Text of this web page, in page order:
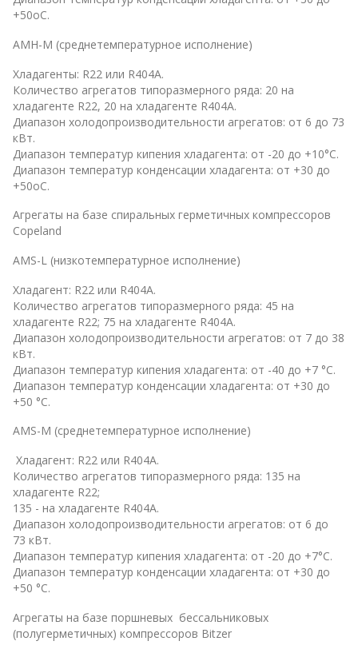
+50оС.
AMH-M (среднетемпературное исполнение)
Хладагенты: R22 или R404A.
Количество агрегатов типоразмерного ряда: 20 на
хладагенте R22, 20 на хладагенте R404A.
Диапазон холодопроизводительности агрегатов: от 6 до 73
кВт.
Диапазон температур кипения хладагента: от -20 до +10°С.
Диапазон температур конденсации хладагента: от +30 до
+50оС.
Агрегаты на базе спиральных герметичных компрессоров
Copeland
AMS-L (низкотемпературное исполнение)
Хладагент: R22 или R404A.
Количество агрегатов типоразмерного ряда: 45 на
хладагенте R22; 75 на хладагенте R404A.
Диапазон холодопроизводительности агрегатов: от 7 до 38
кВт.
Диапазон температур кипения хладагента: от -40 до +7 °С.
Диапазон температур конденсации хладагента: от +30 до
+50 °С.
AMS-M (среднетемпературное исполнение)
Хладагент: R22 или R404A.
Количество агрегатов типоразмерного ряда: 135 на
хладагенте R22;
135 - на хладагенте R404A.
Диапазон холодопроизводительности агрегатов: от 6 до
73 кВт.
Диапазон температур кипения хладагента: от -20 до +7°С.
Диапазон температур конденсации хладагента: от +30 до
+50 °С.
Агрегаты на базе поршневых бессальниковых
(полугерметичных) компрессоров Bitzer